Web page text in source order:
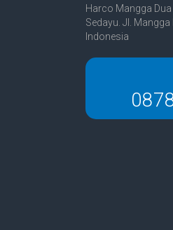
Harco Mangga
Sedayu. Jl.
Indonesia